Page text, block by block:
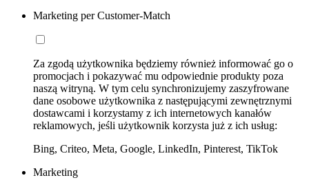
Marketing per Customer-Match
Za zgodą użytkownika będziemy również informować go o
promocjach i pokazywać mu odpowiednie produkty poza
naszą witryną. W tym celu synchronizujemy zaszyfrowane
dane osobowe użytkownika z następującymi zewnętrznymi
dostawcami i korzystamy z ich internetowych kanałów
reklamowych, jeśli użytkownik korzysta już z ich usług:
Bing, Criteo, Meta, Google, LinkedIn, Pinterest, TikTok
Marketing